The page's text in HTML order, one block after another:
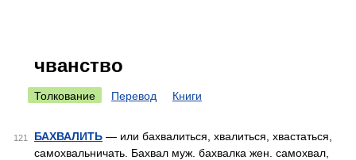
чванство
Толкование Перевод Книги
121 БАХВАЛИТЬ — или бахвалиться, хвалиться, хвастаться,
самохвальничать. Бахвал муж. бахвалка жен. самохвал,